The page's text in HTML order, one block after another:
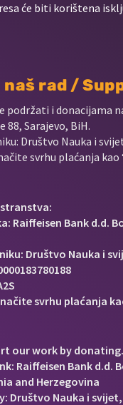
će biti korištena
rad /
podržati i donacijama
88, Sarajevo, BiH.
Društvo Nauka i
svrhu plaćanja kao
Raiffeisen Bank d.d.
Društvo Nauka i
svrhu plaćanja
our work by
Raiffeisen Bank d.d.
and Herzegovina
Društvo Nauka i